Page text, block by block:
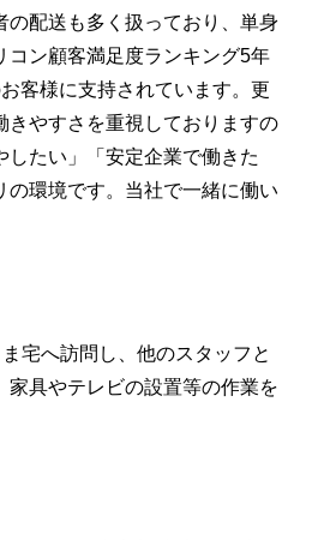
の配送も多く扱っており、単身
コン顧客満足度ランキング5年
客様に支持されています。更
きやすさを重視しておりますの
したい」「安定企業で働きた
の環境です。当社で一緒に働い
宅へ訪問し、他のスタッフと
家具やテレビの設置等の作業を